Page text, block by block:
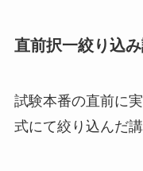
直前択一絞り込
試験本番の直前に
式にて絞り込んだ